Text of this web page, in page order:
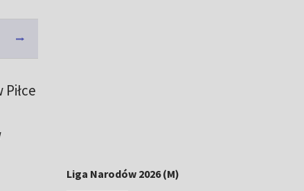
Liga Narodów 2026 (M)